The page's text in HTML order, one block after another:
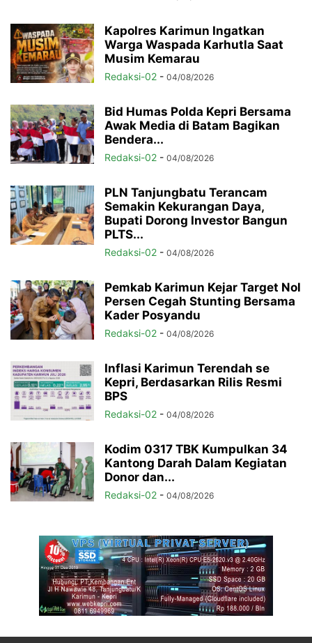
Kapolres Karimun Ingatkan
Warga Waspada Karhutla Saat
Musim Kemarau
Redaksi-02 - 04/08/2026
Bid Humas Polda Kepri Bersama
Awak Media di Batam Bagikan
Bendera...
Redaksi-02 - 04/08/2026
PLN Tanjungbatu Terancam
Semakin Kekurangan Daya,
Bupati Dorong Investor Bangun
PLTS...
Redaksi-02 - 04/08/2026
Pemkab Karimun Kejar Target Nol
Persen Cegah Stunting Bersama
Kader Posyandu
Redaksi-02 - 04/08/2026
Inflasi Karimun Terendah se
Kepri, Berdasarkan Rilis Resmi
BPS
Redaksi-02 - 04/08/2026
Kodim 0317 TBK Kumpulkan 34
Kantong Darah Dalam Kegiatan
Donor dan...
Redaksi-02 - 04/08/2026